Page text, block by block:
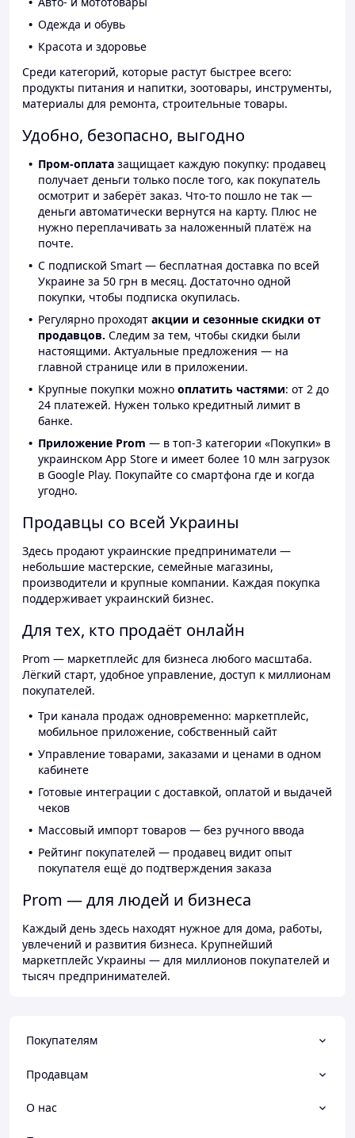
Одежда и обувь
Красота и здоровье
Среди категорий, которые растут быстрее всего:
продукты питания и напитки, зоотовары, инструменты,
материалы для ремонта, строительные товары.
Удобно, безопасно, выгодно
Пром-оплата защищает каждую покупку: продавец
получает деньги только после того, как покупатель
осмотрит и заберёт заказ. Что-то пошло не так —
деньги автоматически вернутся на карту. Плюс не
нужно переплачивать за наложенный платёж на
почте.
С подпиской Smart — бесплатная доставка по всей
Украине за 50 грн в месяц. Достаточно одной
покупки, чтобы подписка окупилась.
Регулярно проходят акции и сезонные скидки от
продавцов. Следим за тем, чтобы скидки были
настоящими. Актуальные предложения — на
главной странице или в приложении.
Крупные покупки можно оплатить частями: от 2 до
24 платежей. Нужен только кредитный лимит в
банке.
Приложение Prom — в топ-3 категории «Покупки» в
украинском App Store и имеет более 10 млн загрузок
в Google Play. Покупайте со смартфона где и когда
угодно.
Продавцы со всей Украины
Здесь продают украинские предприниматели —
небольшие мастерские, семейные магазины,
производители и крупные компании. Каждая покупка
поддерживает украинский бизнес.
Для тех, кто продаёт онлайн
Prom — маркетплейс для бизнеса любого масштаба.
Лёгкий старт, удобное управление, доступ к миллионам
покупателей.
Три канала продаж одновременно: маркетплейс,
мобильное приложение, собственный сайт
Управление товарами, заказами и ценами в одном
кабинете
Готовые интеграции с доставкой, оплатой и выдачей
чеков
Массовый импорт товаров — без ручного ввода
Рейтинг покупателей — продавец видит опыт
покупателя ещё до подтверждения заказа
Prom — для людей и бизнеса
Каждый день здесь находят нужное для дома, работы,
увлечений и развития бизнеса. Крупнейший
маркетплейс Украины — для миллионов покупателей и
тысяч предпринимателей.
Покупателям
Продавцам
О нас